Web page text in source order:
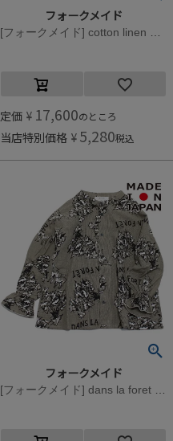
フォークメイド
[フォークメイド] cotton linen playing card ワイドパンツ スモーキーピンク×レッド
定価 ¥ 17,600のところ
当店特別価格 ¥ 5,280税込
フォークメイド
[フォークメイド] dans la foret check print gather ブラウス チェックブラックホワイト